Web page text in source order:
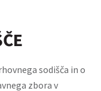
sodišča in o
zbora v